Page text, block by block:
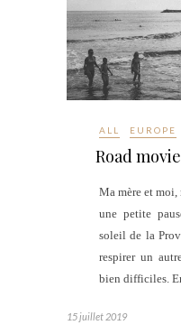
ALL EUROPE
Road
Ma mère et moi,
une petite
soleil de la
respirer un
bien difficiles.
15 juillet 2019